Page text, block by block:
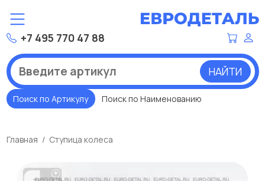
+7 495 770 47 88
НАЙТИ
Поиск по Артикулу Поиск по Наименованию
Главная Ступица колеса